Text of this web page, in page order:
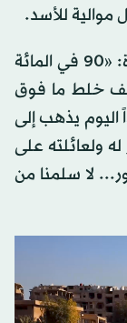
للأسد.
ويقول أبو أحمد وهو القائم على المقبرة: «90 في المائة
خلط ما فوق
اليوم يذهب إلى
ولعائلته على
لا سلمنا من